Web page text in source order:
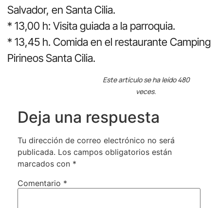
Salvador, en Santa Cilia.
* 13,00 h: Visita guiada a la parroquia.
* 13,45 h. Comida en el restaurante Camping
Pirineos Santa Cilia.
Este artículo se ha leído 480
veces.
Deja una respuesta
Tu dirección de correo electrónico no será
publicada. Los campos obligatorios están
marcados con *
Comentario *